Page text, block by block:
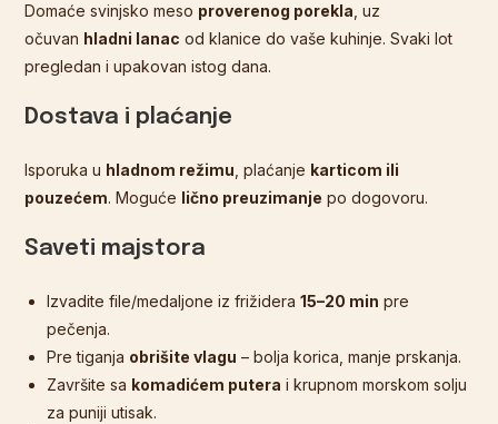
Domaće svinjsko meso proverenog porekla , uz
očuvan hladni lanac od klanice do vaše kuhinje. Svaki lot
pregledan i upakovan istog dana.
Dostava i plaćanje
Isporuka u hladnom režimu , plaćanje karticom ili
pouzećem. Moguće lično preuzimanje po dogovoru.
Saveti majstora
Izvadite file/medaljone iz frižidera15–20 min pre
pečenja.
Pre tiganja obrišite vlagu – bolja korica, manje prskanja.
Završite sa komadićem putera i krupnom morskom solju
za puniji utisak.